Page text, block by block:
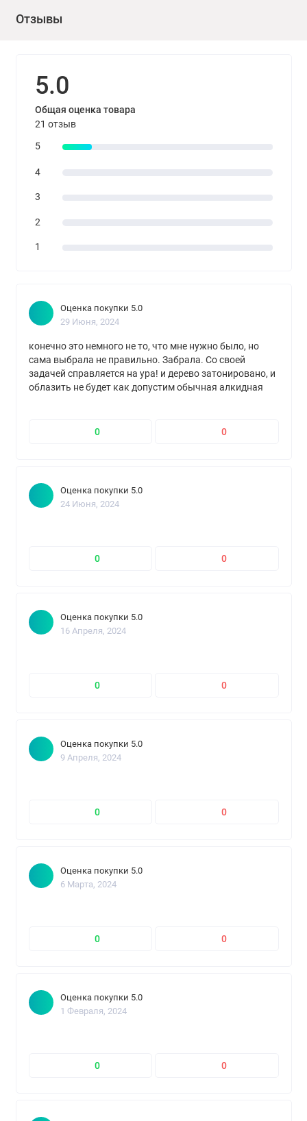
После окончания работ проветрить помещение не менее 24
Отзывы
5.0
Общая оценка товара
21 отзыв
5
4
3
2
1
Оценка покупки 5.0
29 Июня, 2024
конечно это немного не то, что мне нужно было, но
сама выбрала не правильно. Забрала. Со своей
задачей справляется на ура! и дерево затонировано, и
облазить не будет как допустим обычная алкидная
0 0
Оценка покупки 5.0
24 Июня, 2024
0 0
Оценка покупки 5.0
16 Апреля, 2024
0 0
Оценка покупки 5.0
9 Апреля, 2024
0 0
Оценка покупки 5.0
6 Марта, 2024
0 0
Оценка покупки 5.0
1 Февраля, 2024
0 0